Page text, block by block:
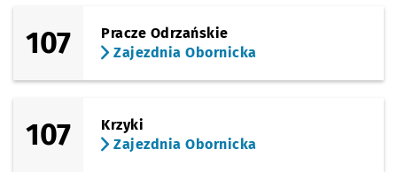
107
Pracze Odrzańskie
Zajezdnia Obornicka
107
Krzyki
Zajezdnia Obornicka